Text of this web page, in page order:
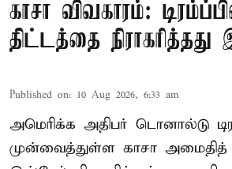
காசா விவகாரம்:
திட்டத்தை
Published on: 10 Aug 2026, 6:33 am
அமெரிக்க அதிபர் டொனால்டு
முன்வைத்துள்ள காசா அமைதித்